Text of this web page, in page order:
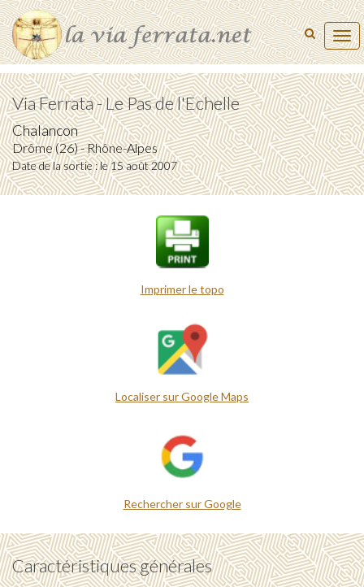
Via Ferrata - Le Pas de l'Echelle
Chalancon
Drôme (26) - Rhône-Alpes
Date de la sortie : le 15 août 2007
Imprimer le topo
Localiser sur Google Maps
Rechercher sur Google
Caractéristiques générales